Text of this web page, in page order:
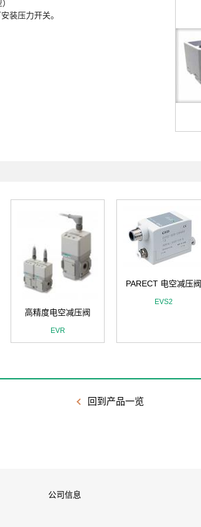
装压力开关。
高精度电空减压阀
EVR
PARECT 电空减压阀
EVS2
回到产品一览
公司信息